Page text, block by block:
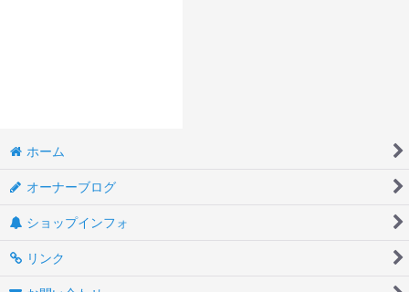
ホーム
オーナーブログ
ショップインフォ
リンク